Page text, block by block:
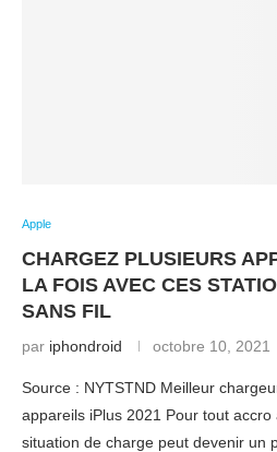
Apple
CHARGEZ PLUSIEURS
LA FOIS AVEC CES
SANS FIL
par iphondroid octobre 10, 2021
Source : NYTSTND Meilleur
appareils iPlus 2021 Pour tout accro
situation de charge peut devenir un